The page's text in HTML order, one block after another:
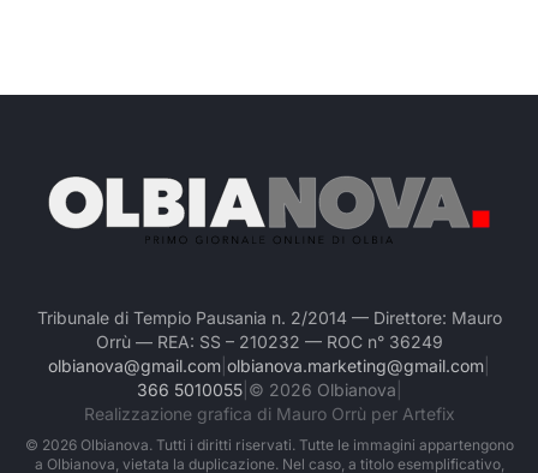
Tribunale di Tempio Pausania n. 2/2014 — Direttore: Mauro
Orrù — REA: SS – 210232 — ROC n° 36249
olbianova@gmail.com olbianova.marketing@gmail.com
366 5010055| © 2026 Olbianova
Realizzazione grafica di Mauro Orrù per Artefix
© 2026Olbianova. Tutti i diritti riservati. Tutte le immagini appartengono
a Olbianova, vietata la duplicazione. Nel caso, a titolo esemplificativo,